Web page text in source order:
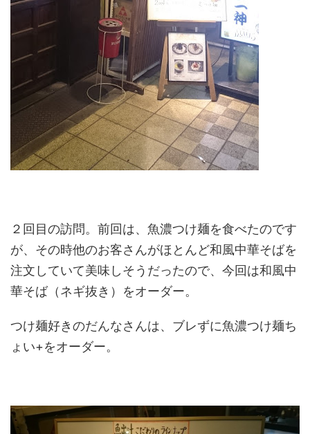
２回目の訪問。前回は、魚濃つけ麺を食べたのです
が、その時他のお客さんがほとんど和風中華そばを
注文していて美味しそうだったので、今回は和風中
華そば（ネギ抜き）をオーダー。
つけ麺好きのだんなさんは、ブレずに魚濃つけ麺ち
ょい+をオーダー。